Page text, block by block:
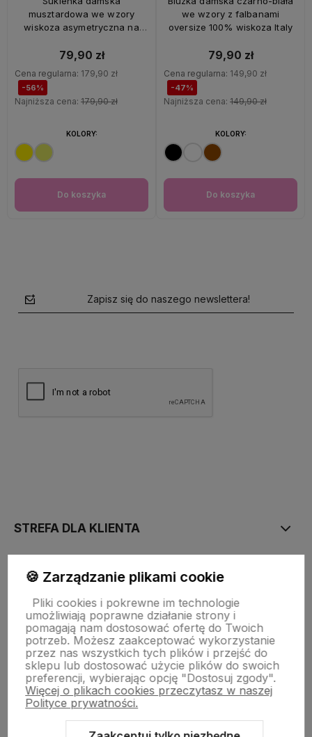
musztardowa we wzory
wiskoza asymetryczna na
79,90 zł
Cena regularna: 179,90 zł
-56%
Najniższa cena: 179,90 zł
Do koszyka
KOLORY:
we wzory z falbanami
oversize 100% wiskoza Italy
79,90 zł
Cena regularna: 149,90 zł
-47%
Najniższa cena: 149,90 zł
Do koszyka
KOLORY:
Zapisz się do naszego newslettera!
STREFA DLA KLIENTA
PŁATNOŚĆ I DOSTAWA
STRONY INFORMACYJNE
POMOC DLA KLIENTA
🍪 Zarządzanie plikami cookie
Pliki cookies i pokrewne im technologie
umożliwiają poprawne działanie strony i
pomagają nam dostosować ofertę do Twoich
potrzeb. Możesz zaakceptować wykorzystanie
przez nas wszystkich tych plików i przejść do
sklepu lub dostosować użycie plików do swoich
preferencji, wybierając opcję "Dostosuj zgody".
Więcej o plikach cookies przeczytasz w naszej
Polityce prywatności.